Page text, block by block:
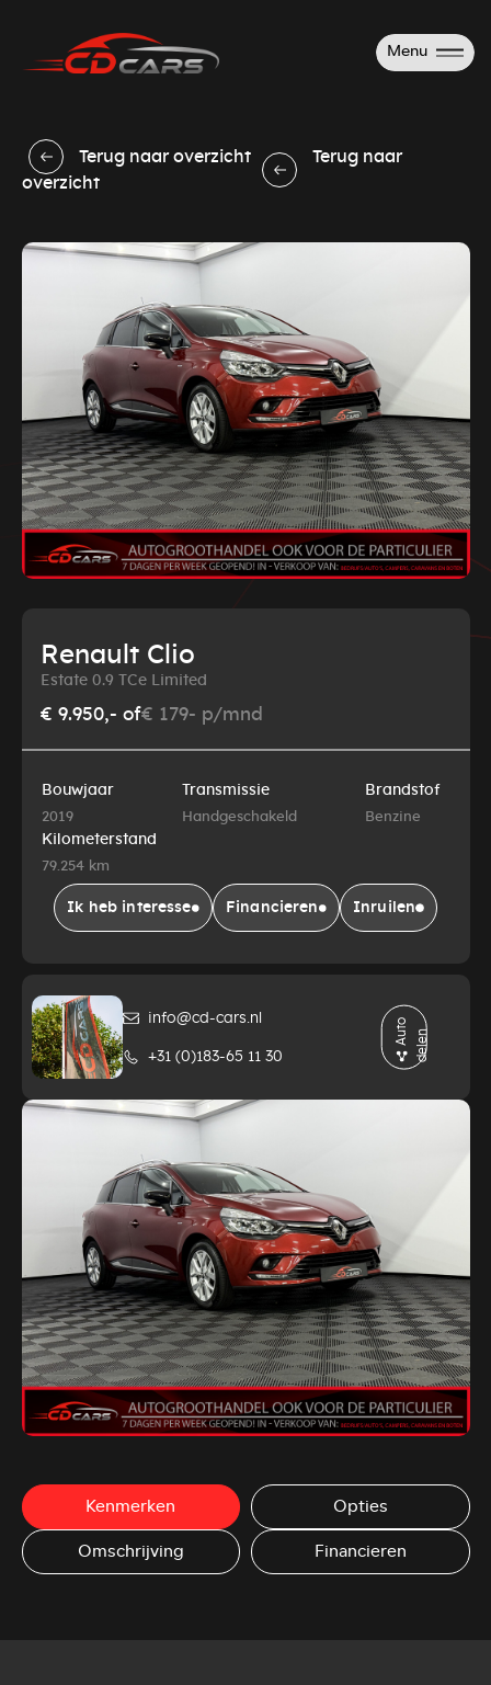
Menu
Terug naar overzicht
Terug naar
overzicht
Renault Clio
Estate 0.9 TCe Limited
€ 9.950,- of€ 179- p/mnd
Bouwjaar
2019
Transmissie
Handgeschakeld
Brandstof
Benzine
Kilometerstand
79.254 km
Ik heb interesse Financieren Inruilen
info@cd-cars.nl
+31 (0)183-65 11 30
A u
t
o
d
e
l
e n
Kenmerken
Opties
Omschrijving
Financieren